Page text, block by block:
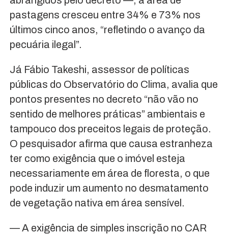
pastagens cresceu entre 34% e 73% nos
últimos cinco anos, “refletindo o avanço da
pecuária ilegal”.
Já Fábio Takeshi, assessor de políticas
públicas do Observatório do Clima, avalia que
pontos presentes no decreto “não vão no
sentido de melhores práticas” ambientais e
tampouco dos preceitos legais de proteção.
O pesquisador afirma que causa estranheza
ter como exigência que o imóvel esteja
necessariamente em área de floresta, o que
pode induzir um aumento no desmatamento
de vegetação nativa em área sensível.
— A exigência de simples inscrição no CAR